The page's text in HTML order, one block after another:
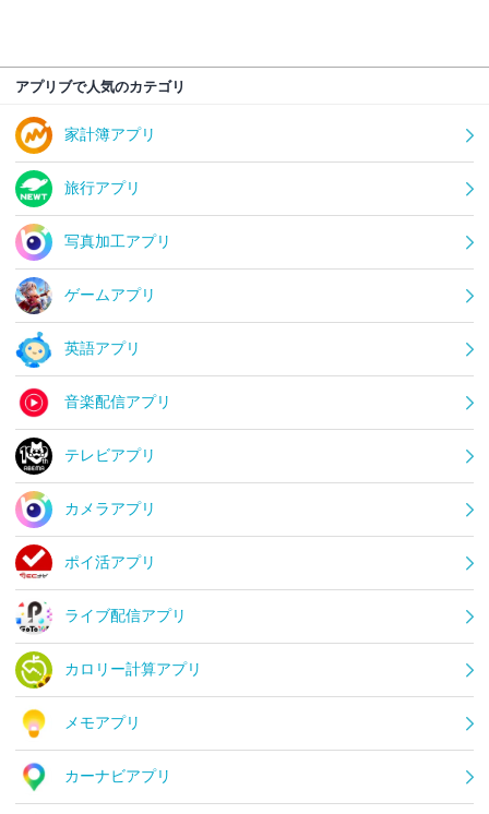
アプリブで人気のカテゴリ
家計簿アプリ
旅行アプリ
写真加工アプリ
ゲームアプリ
英語アプリ
音楽配信アプリ
テレビアプリ
カメラアプリ
ポイ活アプリ
ライブ配信アプリ
カロリー計算アプリ
メモアプリ
カーナビアプリ